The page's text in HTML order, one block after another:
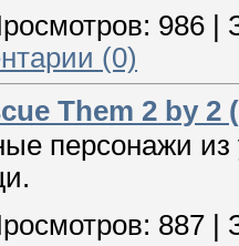
986
(0)
Them 2 by 2
персонажи из
887 |